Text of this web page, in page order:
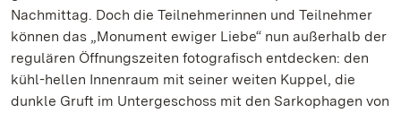
Nachmittag. Doch die Teilnehmerinnen und Teilnehmer
können das „Monument ewiger Liebe“ nun außerhalb der
regulären Öffnungszeiten fotografisch entdecken: den
kühl-hellen Innenraum mit seiner weiten Kuppel, die
dunkle Gruft im Untergeschoss mit den Sarkophagen von